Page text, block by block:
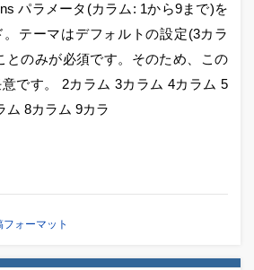
パラメータ(カラム: 1から9まで)を
テーマはデフォルトの設定(3カラ
とのみが必須です。そのため、この
です。 2カラム 3カラム 4カラム 5
ム 8カラム 9カラ
フォーマット